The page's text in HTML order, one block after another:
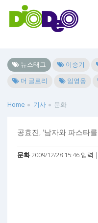
뉴스태그 이승기
더 글로리
임영웅
Home 기사 문화
공효진, '남자와 파스타
문화2009/12/28 15:46 입력